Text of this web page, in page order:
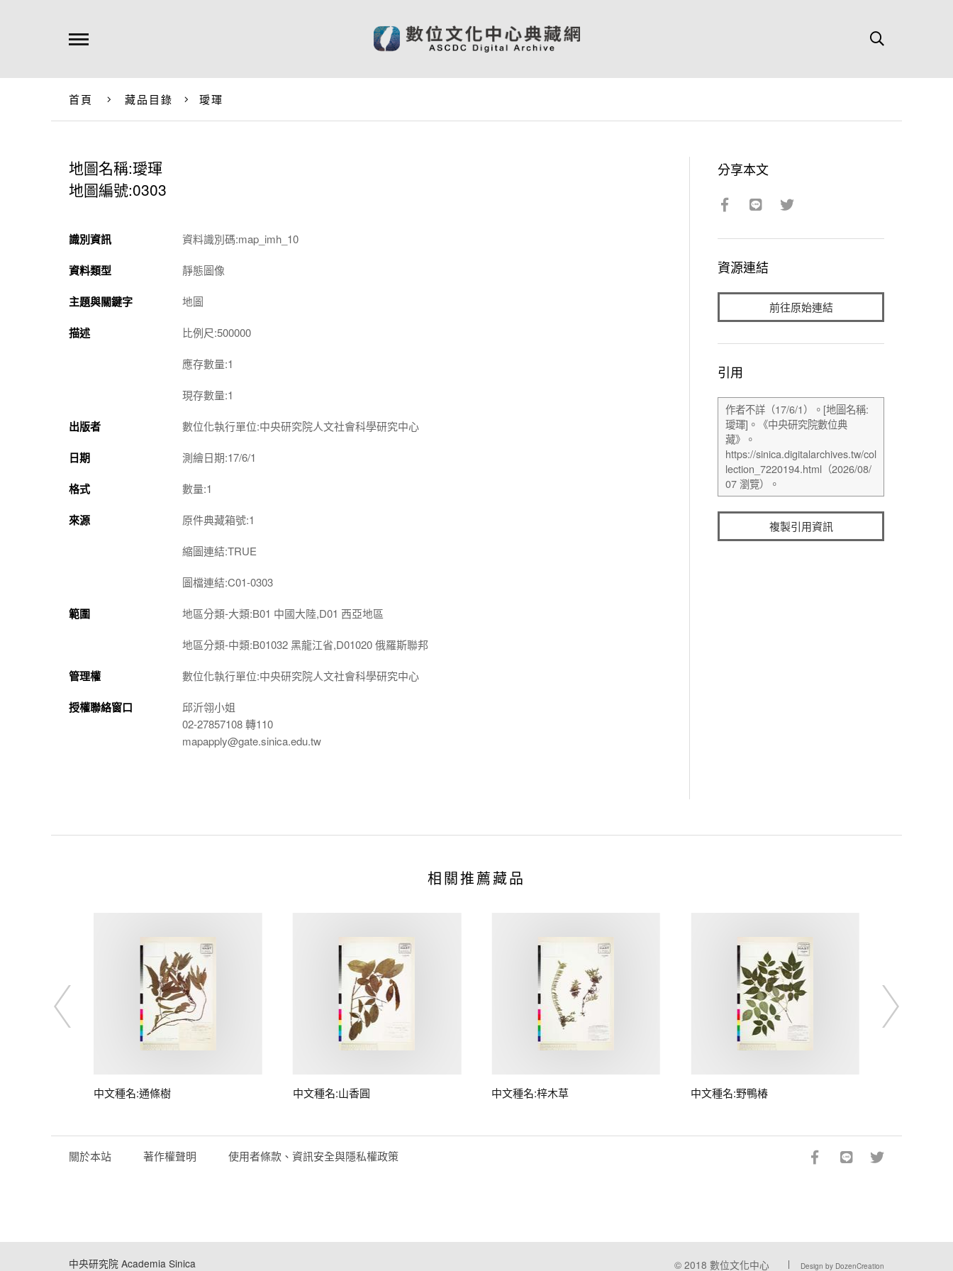
首頁 藏品目錄 璦琿
地圖名稱:璦琿
地圖編號:0303
識別資訊 資料識別碼:map_imh_10
資料類型 靜態圖像
主題與關鍵字 地圖
描述 比例尺:500000
應存數量:1
現存數量:1
出版者 數位化執行單位:中央研究院人文社會科學研究中心
日期 測繪日期:17/6/1
格式 數量:1
來源 原件典藏箱號:1
縮圖連結:TRUE
圖檔連結:C01-0303
範圍 地區分類-大類:B01 中國大陸,D01 西亞地區
地區分類-中類:B01032 黑龍江省,D01020 俄羅斯聯邦
管理權 數位化執行單位:中央研究院人文社會科學研究中心
授權聯絡窗口
邱沂翎小姐
02-27857108 轉110
mapapply@gate.sinica.edu.tw
分享本文
資源連結
前往原始連結
引用
複製引用資訊
相關推薦藏品
中文種名:通條樹 中文種名:山香圓 中文種名:梓木草 中文種名:野鴨椿
關於本站 著作權聲明 使用者條款、資訊安全與隱私權政策
中央研究院 Academia Sinica © 2018 數位文化中心 Design by DozenCreation